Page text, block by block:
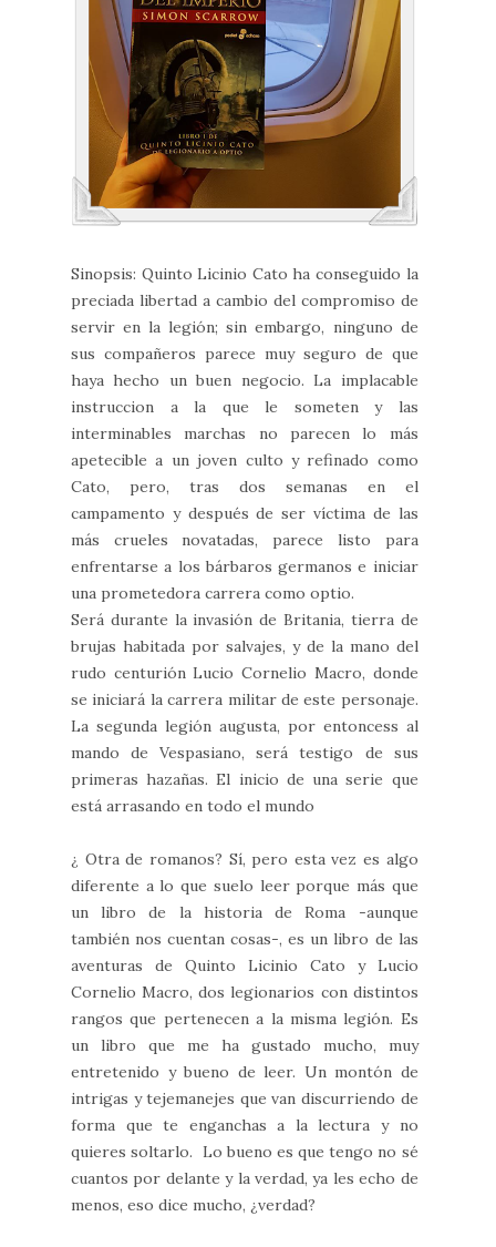
Sinopsis: Quinto Licinio Cato ha conseguido la
preciada libertad a cambio del compromiso de
servir en la legión; sin embargo, ninguno de
sus compañeros parece muy seguro de que
haya hecho un buen negocio. La implacable
instruccion a la que le someten y las
interminables marchas no parecen lo más
apetecible a un joven culto y refinado como
Cato, pero, tras dos semanas en el
campamento y después de ser víctima de las
más crueles novatadas, parece listo para
enfrentarse a los bárbaros germanos e iniciar
una prometedora carrera como optio.
Será durante la invasión de Britania, tierra de
brujas habitada por salvajes, y de la mano del
rudo centurión Lucio Cornelio Macro, donde
se iniciará la carrera militar de este personaje.
La segunda legión augusta, por entoncess al
mando de Vespasiano, será testigo de sus
primeras hazañas. El inicio de una serie que
está arrasando en todo el mundo
¿ Otra de romanos? Sí, pero esta vez es algo
diferente a lo que suelo leer porque más que
un libro de la historia de Roma -aunque
también nos cuentan cosas-, es un libro de las
aventuras de Quinto Licinio Cato y Lucio
Cornelio Macro, dos legionarios con distintos
rangos que pertenecen a la misma legión. Es
un libro que me ha gustado mucho, muy
entretenido y bueno de leer. Un montón de
intrigas y tejemanejes que van discurriendo de
forma que te enganchas a la lectura y no
quieres soltarlo. Lo bueno es que tengo no sé
cuantos por delante y la verdad, ya les echo de
menos, eso dice mucho, ¿verdad?